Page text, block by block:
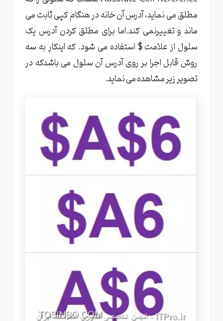
مطلق می نماید، آدرس آن خانه در هنگام کپی ثابت می
ماند و تغییرنمی کند.اما برای مطلق کردن آدرس یک
سلول از علامت$ استفاده می شود. که اینکار به سه
روش قابل اجرا بر روی آدرس آن سلول می باشدکه در
تصویر زیر مشاهده می نماید.